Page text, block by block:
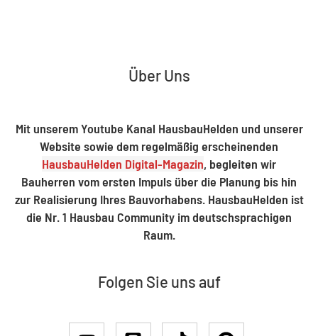
Über Uns
Mit unserem Youtube Kanal HausbauHelden und unserer
Website sowie dem regelmäßig erscheinenden
HausbauHelden Digital-Magazin, begleiten wir
Bauherren vom ersten Impuls über die Planung bis hin
zur Realisierung Ihres Bauvorhabens. HausbauHelden ist
die Nr. 1 Hausbau Community im deutschsprachigen
Raum.
Folgen Sie uns auf